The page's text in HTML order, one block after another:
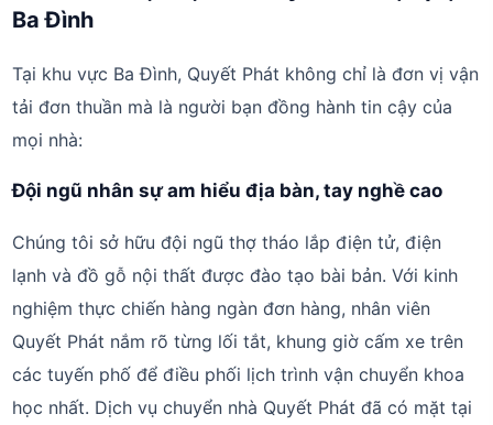
Ba Đình
Tại khu vực Ba Đình, Quyết Phát không chỉ là đơn vị vận
tải đơn thuần mà là người bạn đồng hành tin cậy của
mọi nhà:
Đội ngũ nhân sự am hiểu địa bàn, tay nghề cao
Chúng tôi sở hữu đội ngũ thợ tháo lắp điện tử, điện
lạnh và đồ gỗ nội thất được đào tạo bài bản. Với kinh
nghiệm thực chiến hàng ngàn đơn hàng, nhân viên
Quyết Phát nắm rõ từng lối tắt, khung giờ cấm xe trên
các tuyến phố để điều phối lịch trình vận chuyển khoa
học nhất. Dịch vụ chuyển nhà Quyết Phát đã có mặt tại